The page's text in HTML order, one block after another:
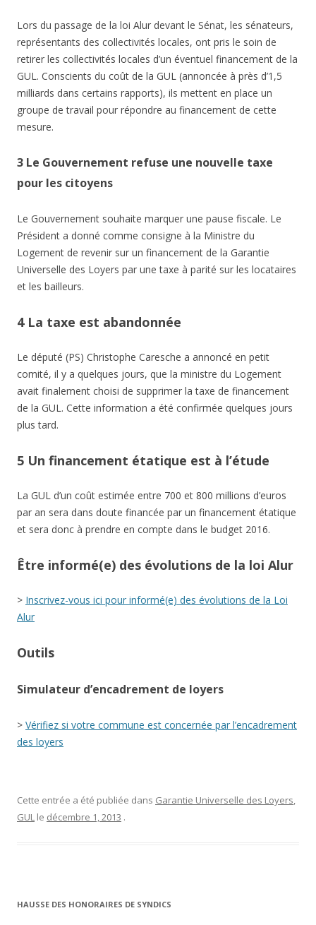
Lors du passage de la loi Alur devant le Sénat, les sénateurs,
représentants des collectivités locales, ont pris le soin de
retirer les collectivités locales d’un éventuel financement de la
GUL. Conscients du coût de la GUL (annoncée à près d’1,5
milliards dans certains rapports), ils mettent en place un
groupe de travail pour répondre au financement de cette
mesure.
3 Le Gouvernement refuse une nouvelle taxe
pour les citoyens
Le Gouvernement souhaite marquer une pause fiscale. Le
Président a donné comme consigne à la Ministre du
Logement de revenir sur un financement de la Garantie
Universelle des Loyers par une taxe à parité sur les locataires
et les bailleurs.
4 La taxe est abandonnée
Le député (PS) Christophe Caresche a annoncé en petit
comité, il y a quelques jours, que la ministre du Logement
avait finalement choisi de supprimer la taxe de financement
de la GUL. Cette information a été confirmée quelques jours
plus tard.
5 Un financement étatique est à l’étude
La GUL d’un coût estimée entre 700 et 800 millions d’euros
par an sera dans doute financée par un financement étatique
et sera donc à prendre en compte dans le budget 2016.
Être informé(e) des évolutions de la loi Alur
> Inscrivez-vous ici pour informé(e) des évolutions de la Loi
Alur
Outils
Simulateur d’encadrement de loyers
> Vérifiez si votre commune est concernée par l’encadrement
des loyers
Cette entrée a été publiée dans Garantie Universelle des Loyers,
GUL le décembre 1, 2013 .
HAUSSE DES HONORAIRES DE SYNDICS